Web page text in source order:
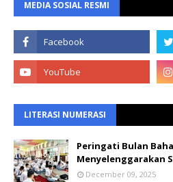
MEDIA SOSIAL RESMI
LITERASI NUMERASI
Peringati Bulan
Menyelenggarakan
December 09, 2025